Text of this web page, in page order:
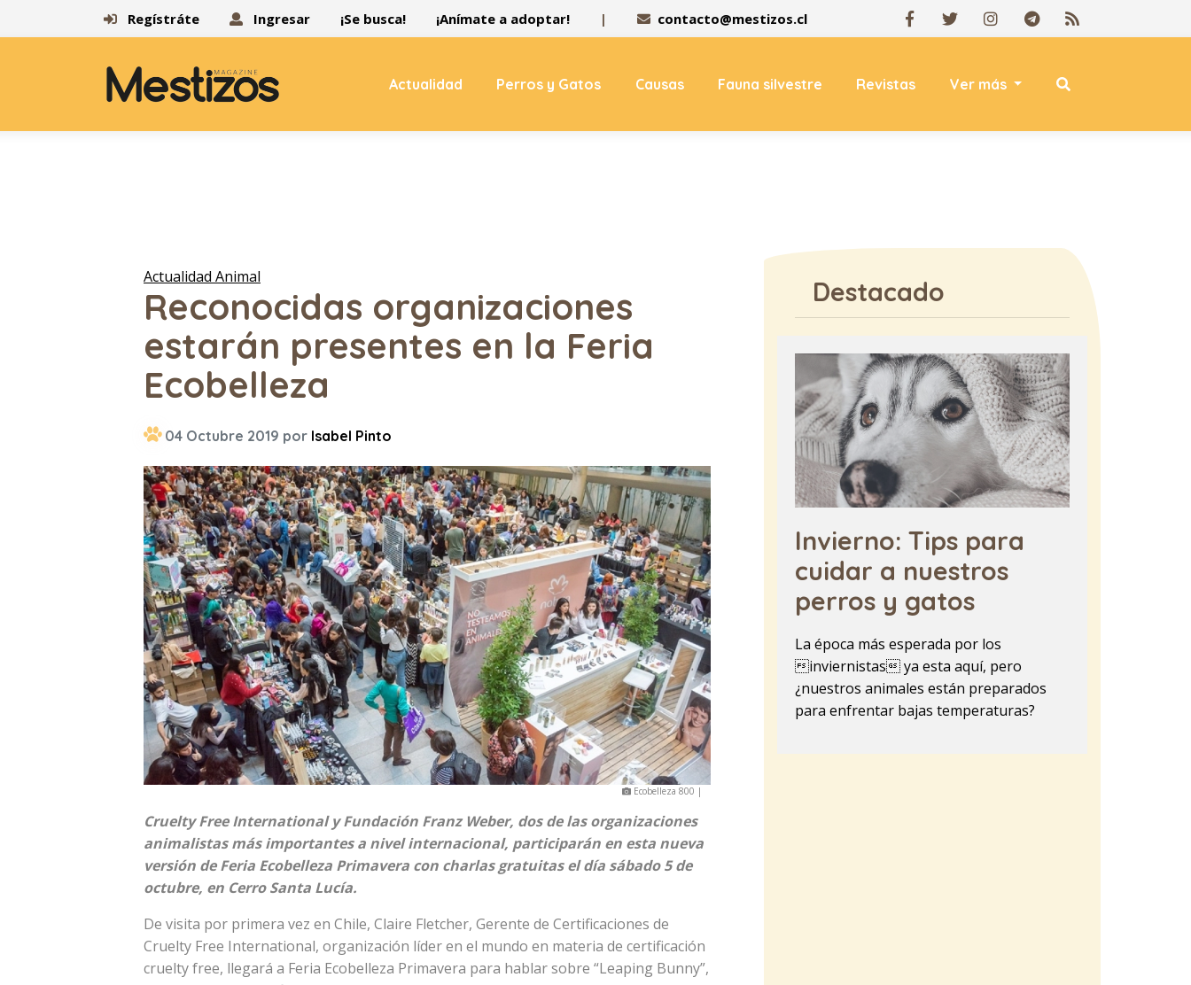
Regístráte Ingresar ¡Se busca! ¡Anímate a adoptar! | contacto@mestizos.cl
Actualidad Perros y Gatos Causas Fauna silvestre Revistas Ver más
Actualidad Animal
Reconocidas organizaciones
estarán presentes en la Feria
Ecobelleza
04 Octubre 2019 por Isabel Pinto
Ecobelleza 800 |
Cruelty Free International y Fundación Franz Weber, dos de las organizaciones
animalistas más importantes a nivel internacional, participarán en esta nueva
versión de Feria Ecobelleza Primavera con charlas gratuitas el día sábado 5 de
octubre, en Cerro Santa Lucía.
De visita por primera vez en Chile, Claire Fletcher, Gerente de Certificaciones de
Cruelty Free International, organización líder en el mundo en materia de certificación
cruelty free, llegará a Feria Ecobelleza Primavera para hablar sobre “Leaping Bunny”,
Destacado
Invierno: Tips para
cuidar a nuestros
perros y gatos
La época más esperada por los
inviernistas ya esta aquí, pero
¿nuestros animales están preparados
para enfrentar bajas temperaturas?